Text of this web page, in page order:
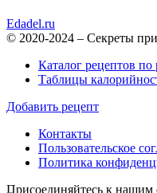
Edadel.ru
© 2020-2024 – Секреты
Каталог рецептов по
Таблицы
Добавить рецепт
Контакты
Пользовательское
Политика
Присоединяйтесь к нашим